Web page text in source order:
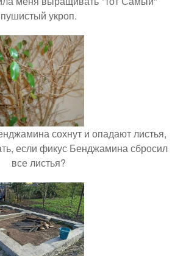
пушистый укроп.
сохнут и опадают листья,
если фикус Бенджамина сбросил
все листья?